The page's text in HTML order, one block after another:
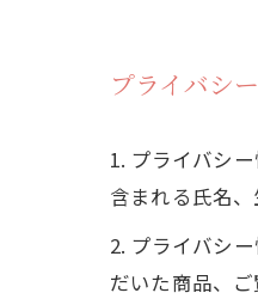
プライバシ
1. プライバシ
含まれる氏名
2. プライバシ
だいた商品、